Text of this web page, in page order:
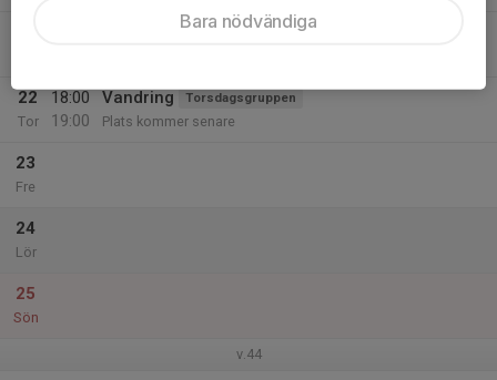
22
Tor
18:00
19:00
Vandring Torsdagsgruppen
Plats kommer senare
23
Fre
24
Lör
25
Sön
v.44
Bara nödvändiga